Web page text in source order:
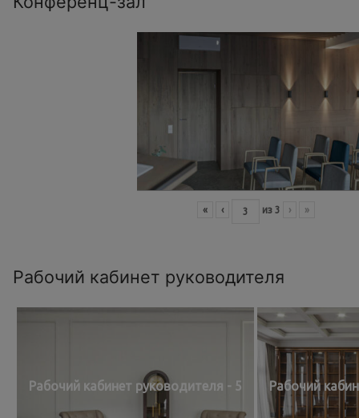
« ‹ из 3 › »
Рабочий кабинет руководителя
Рабочий кабинет руководителя - 5 Рабочий